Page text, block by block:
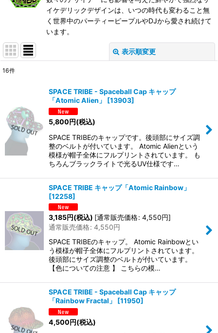
イケデリックデザインは、いつの時代も変わること無
く世界中のパーティーピープルやDJから愛され続けて
います。
表示順変更
並び順:
絞り込む
16件
SPACE TRIBE - Spaceball Cap キャップ
「Atomic Alien」
[13903]
5,800円(税込)
SPACE TRIBEのキャップです。後頭部にサイズ調
整のベルトが付いています。 Atomic Alienという
模様が帽子全体にフルプリントされています。 も
ちろんブラックライトで光るUV仕様です…
SPACE TRIBE キャップ「Atomic Rainbow」
[12258]
3,185円(税込) [通常販売価格: 4,550円]
通常販売価格: 4,550円
SPACE TRIBEのキャップ。 Atomic Rainbowとい
う模様が帽子全体にフルプリントされています。
後頭部にサイズ調整のベルトが付いています。
【色についての注意 】 こちらの模…
SPACE TRIBE - Spaceball Cap キャップ
「Rainbow Fractal」
[11950]
4,500円(税込)